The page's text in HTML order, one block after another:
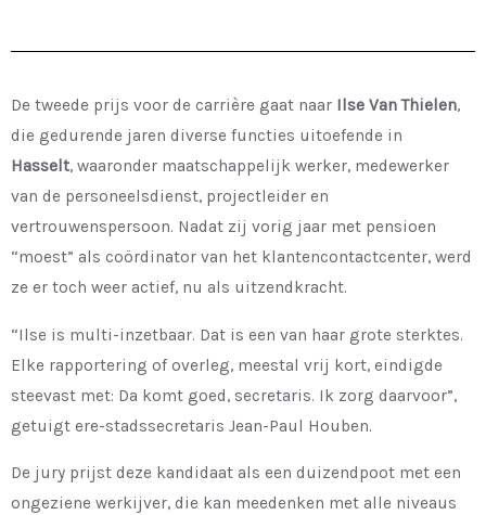
De tweede prijs voor de carrière gaat naar Ilse Van Thielen,
die gedurende jaren diverse functies uitoefende in
Hasselt, waaronder maatschappelijk werker, medewerker
van de personeelsdienst, projectleider en
vertrouwenspersoon. Nadat zij vorig jaar met pensioen
“moest” als coördinator van het klantencontactcenter, werd
ze er toch weer actief, nu als uitzendkracht.
“Ilse is multi-inzetbaar. Dat is een van haar grote sterktes.
Elke rapportering of overleg, meestal vrij kort, eindigde ​
steevast met: Da komt goed, secretaris. Ik zorg daarvoor”,
getuigt ere-stadssecretaris Jean-Paul Houben.
De jury prijst deze kandidaat als een duizendpoot met een
ongeziene werkijver, die kan meedenken met alle niveaus